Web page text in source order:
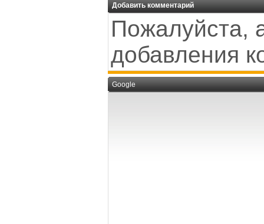
Добавить комментарий
Пожалуйста,
добавления
Google